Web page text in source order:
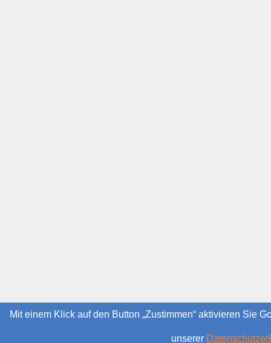
Mit einem Klick auf den Button „Zustimmen“ aktivieren Sie
unserer